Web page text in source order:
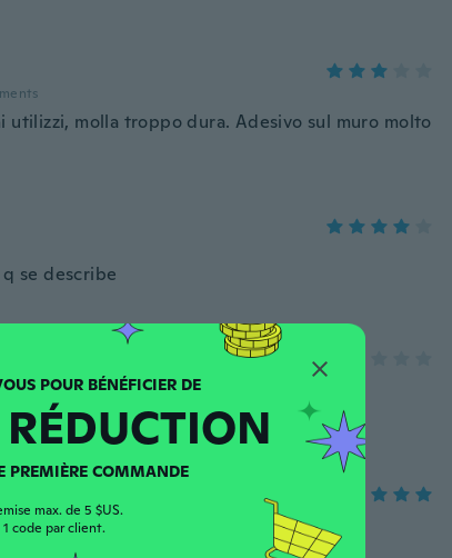
molla troppo dura. Adesivo sul muro molto
se describe
PREMIÈRE COMMANDE
max. de 5 $US.
1 code par client.